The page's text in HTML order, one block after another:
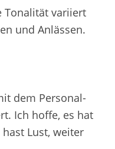
Tonalität variiert
und Anlässen.
dem Personal-
Ich hoffe, es hat
Lust, weiter